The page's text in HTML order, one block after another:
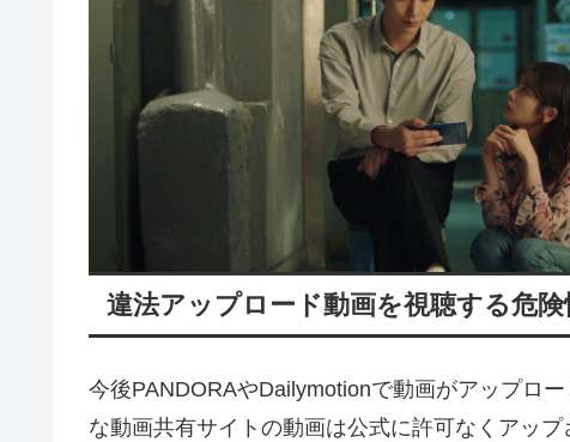
違法アップロード動画を視聴する危険
今後PANDORAやDailymotionで動画がアップロ
な動画共有サイトの動画は公式に許可なくアップ